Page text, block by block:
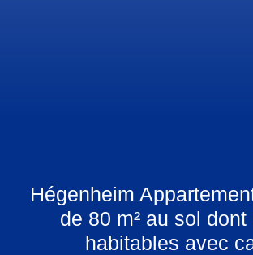
Hégenheim
de 80 m² au sol dont
habitables avec